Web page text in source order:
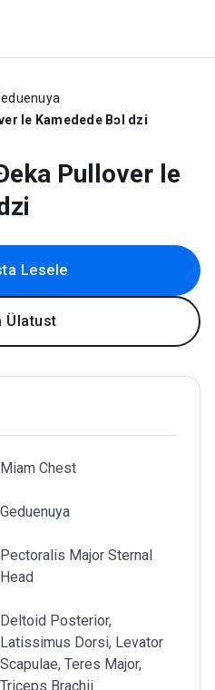
le Kamedede Bɔl dzi
Pullover le
Lesele
Ülatust
Miam Chest
Geduenuya
Pectoralis Major Sternal
Head
Deltoid Posterior,
Latissimus Dorsi, Levator
Scapulae, Teres Major,
Triceps Brachii